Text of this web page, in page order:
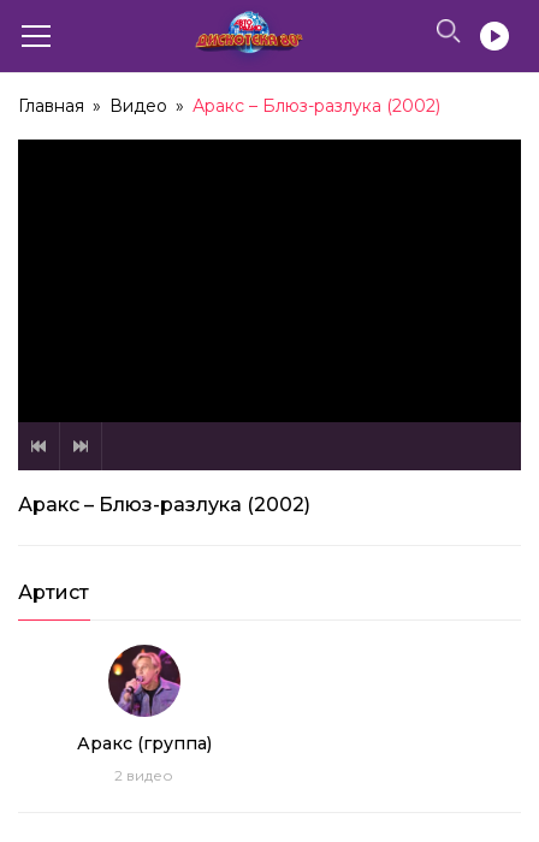
Главная » Видео » Аракс – Блюз-разлука (2002)
Аракс – Блюз-разлука (2002)
Артист
Аракс (группа)
2 видео